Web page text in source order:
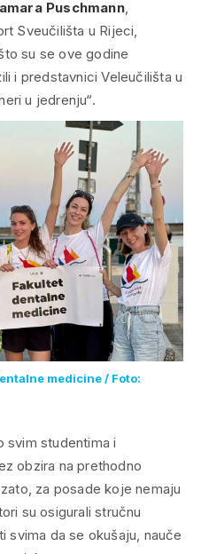
Puschmann,
Sveučilišta u Rijeci,
su se ove godine
i predstavnici Veleučilišta u
u jedrenju“.
medicine / Foto:
svim studentima i
obzira na prethodno
za posade koje nemaju
su osigurali stručnu
da se okušaju, nauče